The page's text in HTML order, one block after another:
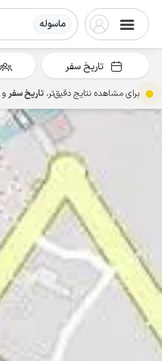
ماسوله
تاریخ سفر
برای مشاهده نتایج دقیق‌تر، تاریخ سفرو